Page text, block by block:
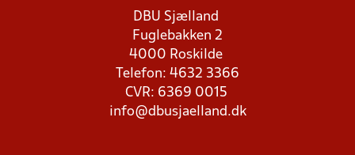
DBU Sjælland
Fuglebakken 2
4000 Roskilde
Telefon: 4632 3366
CVR: 6369 0015
info@dbusjaelland.dk